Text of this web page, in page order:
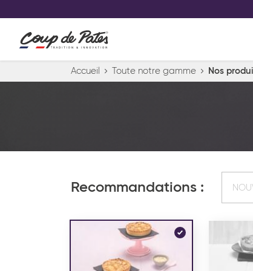
Viennoiserie et pâtisserie
Conservez votre sélection
Accueil Toute notre gamme Nos
Recommandations :